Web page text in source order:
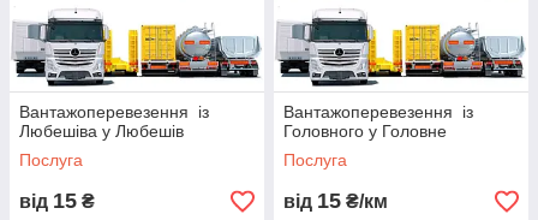
Вантажоперевезення із
Любешіва у Любешів
Послуга
від 15 ₴
Вантажоперевезення із
Головного у Головне
Послуга
від 15 ₴/км